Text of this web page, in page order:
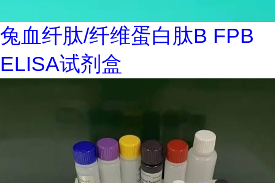
兔血纤肽/纤维蛋白肽B FPB
ELISA试剂盒